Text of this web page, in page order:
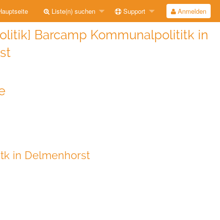
Liste(n) suchen Support Anmelden
Barcamp Kommunalpolititk in
in Delmenhorst